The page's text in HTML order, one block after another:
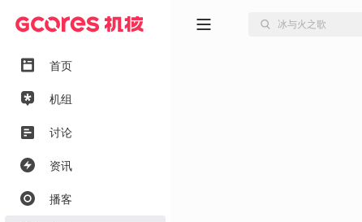
首页
机组
讨论
资讯
播客